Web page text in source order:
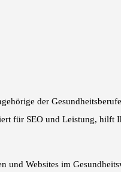
der
SEO und Leistung, hilft
Websites im